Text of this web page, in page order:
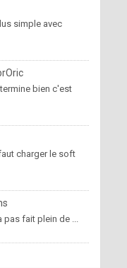
simple avec
bien c'est
charger le soft
pas fait plein de ...